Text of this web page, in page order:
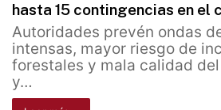
hasta 15 contingencias en el
Autoridades prevén ondas
intensas, mayor riesgo de
forestales y mala calidad
y…